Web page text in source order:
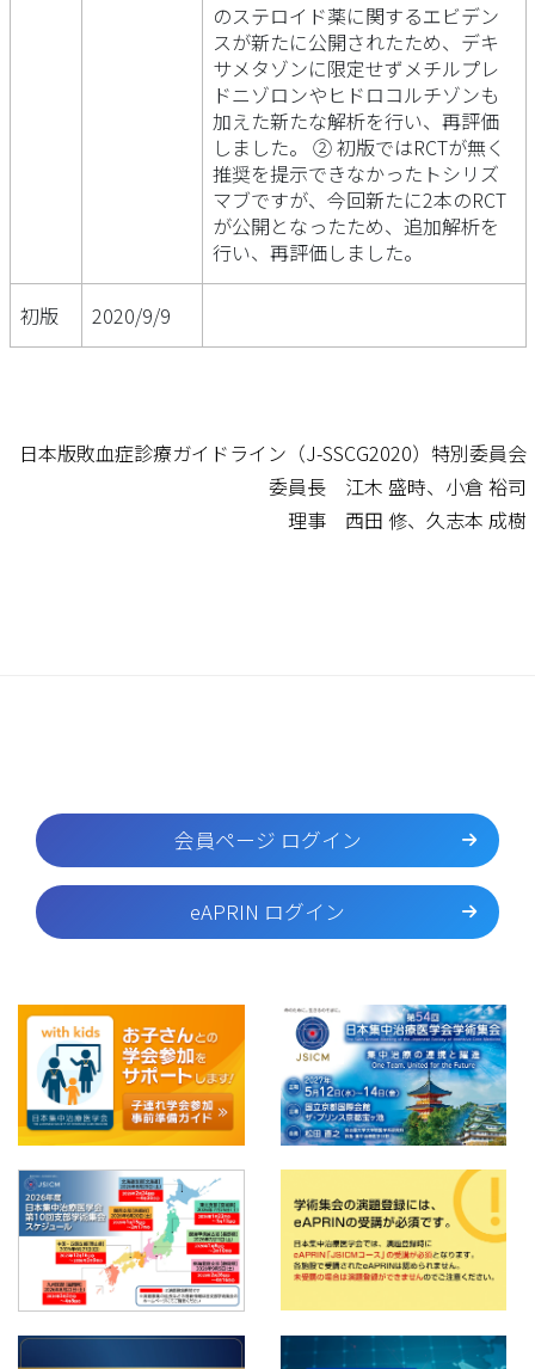
のステロイド薬に関するエビデン
スが新たに公開されたため、デキ
サメタゾンに限定せずメチルプレ
ドニゾロンやヒドロコルチゾンも
加えた新たな解析を行い、再評価
しました。 ② 初版ではRCTが無く
推奨を提示できなかったトシリズ
マブですが、今回新たに2本のRCT
が公開となったため、追加解析を
行い、再評価しました。
初版 2020/9/9
日本版敗血症診療ガイドライン（J-SSCG2020）特別委員会
委員長 江木 盛時、小倉 裕司
理事 西田 修、久志本 成樹
会員ページ ログイン
eAPRIN ログイン